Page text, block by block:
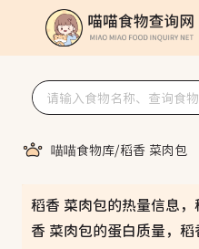
喵喵食物库/稻香 菜肉包
稻香 菜肉包的热量信息
香 菜肉包的蛋白质量，